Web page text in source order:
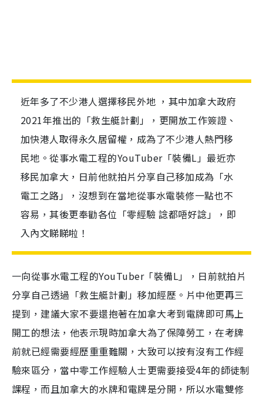
近年多了不少港人選擇移民外地 ，其中加拿大政府
2021年推出的「救生艇計劃」，更開放工作簽證、
加快港人取得永久居留權，成為了不少港人熱門移
民地。從事水電工程的YouTuber「裝備L」最近亦
移民加拿大，日前他就拍片分享自己移加成為「水
電工之路」，沒想到在當地從事水電裝修一點也不
容易，其後更奉勸各位「零經驗 諗都唔好諗」，即
入內文睇睇啦！
一向從事水電工程的YouTuber「裝備L」，日前就拍片
分享自己透過「救生艇計劃」移加經歷。片中他更再三
提到，建議大家不要還抱著在加拿大考到電牌即可馬上
開工的想法，他表示現時加拿大為了保障勞工，在考牌
前就已經需要經歷重重難關，大致可以按有沒有工作經
驗來區分，當中零工作經驗人士更需要接受4年的師徒制
課程，而且加拿大的水牌和電牌是分開，所以水電雙修